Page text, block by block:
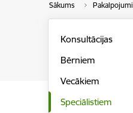
Sākums Pakalpojumi
Konsultācijas
Bērniem
Vecākiem
Speciālistiem